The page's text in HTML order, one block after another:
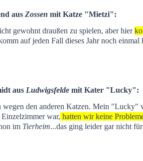
aus Zossen mit Katze "Mietzi":
gewohnt draußen zu spielen, aber hier
auf jeden Fall dieses Jahr noch einmal
aus Ludwigsfelde mit Kater "Lucky":
wegen den anderen Katzen. Mein "Lucky"
war, hatten wir keine
im Tierheim...das ging leider gar nicht